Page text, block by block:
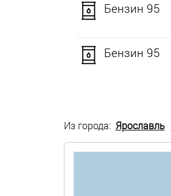
Бензин 95
Бензин 95
Из города: Ярославль